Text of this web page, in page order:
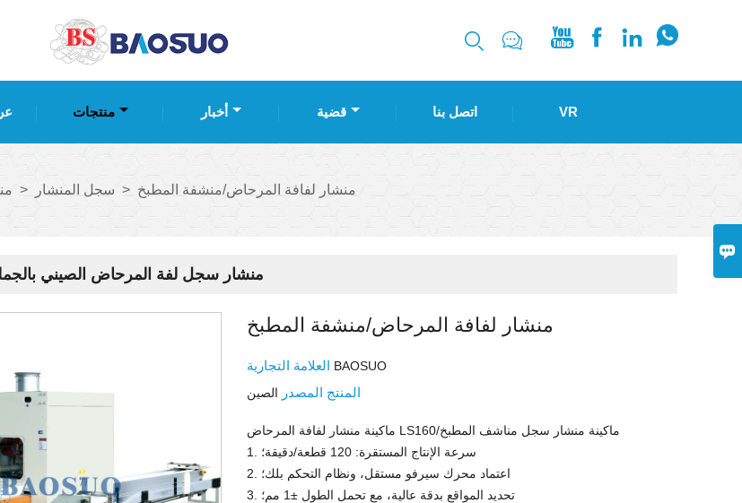

     
منتجات أخبار قضية اتصل بنا VR
> سجل المنشار > منشار لفافة المرحاض/منشفة المطبخ
منشار سجل لفة المرحاض الصيني
منشار لفافة المرحاض/منشفة المطبخ
BAOSUO
المنتج المصدر الصين
ماكينة منشار لفافة المرحاض LS160/ماكينة منشار سجل مناشف المطبخ
1. سرعة الإنتاج المستقرة: 120 قطعة/دقيقة؛
2. اعتماد محرك سيرفو مستقل، ونظام التحكم بلك؛
3. تحديد المواقع بدقة عالية، مع تحمل الطول ±1 مم؛